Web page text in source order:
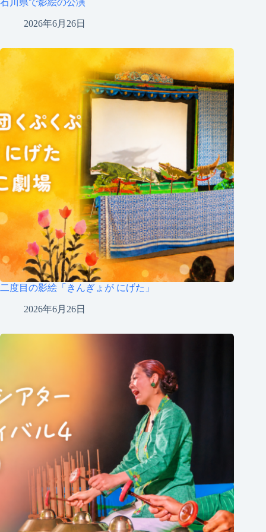
石川県で影絵の公演
2026年6月26日
二度目の影絵「きんぎょが にげた」
2026年6月26日